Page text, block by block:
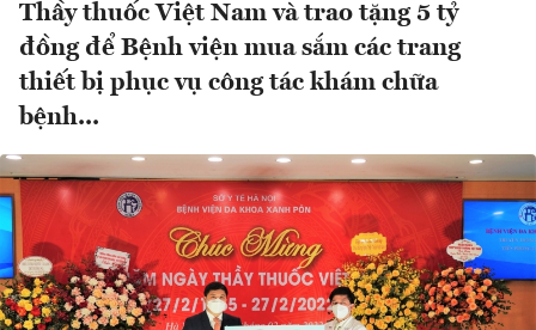
Thầy thuốc Việt Nam và trao tặng 5 tỷ
đồng để Bệnh viện mua sắm các trang
thiết bị phục vụ công tác khám chữa
bệnh...